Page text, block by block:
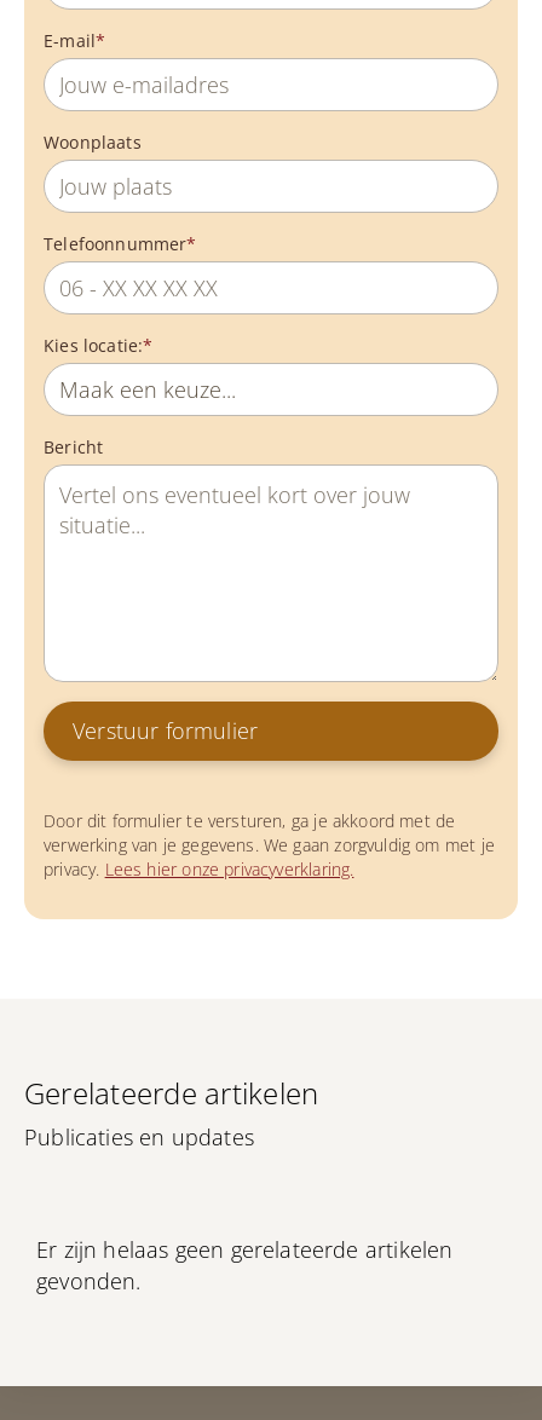
E-mail*
Woonplaats
Telefoonnummer*
Kies locatie:*
Bericht
Door dit formulier te versturen, ga je akkoord met de
verwerking van je gegevens. We gaan zorgvuldig om met je
privacy. Lees hier onze privacyverklaring.
Gerelateerde artikelen
Publicaties en updates
Er zijn helaas geen gerelateerde artikelen
gevonden.